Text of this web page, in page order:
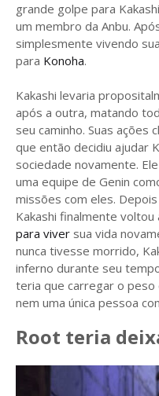
grande golpe para
um membro da Anbu.
simplesmente vivendo
para Konoha.
Kakashi levaria
após a outra, matando
seu caminho. Suas ações
que então decidiu ajudar
sociedade novamente.
uma equipe de Genin
missões com eles.
Kakashi finalmente voltou
para viver sua vida
nunca tivesse morrido,
inferno durante seu
teria que carregar o
nem uma única pessoa
Root teria